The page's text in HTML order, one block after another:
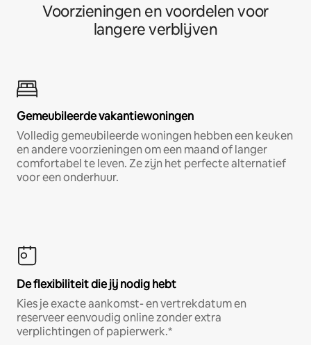
Voorzieningen en voordelen voor
langere verblijven
Gemeubileerde vakantiewoningen
Volledig gemeubileerde woningen hebben een keuken
en andere voorzieningen om een maand of langer
comfortabel te leven. Ze zijn het perfecte alternatief
voor een onderhuur.
De flexibiliteit die jij nodig hebt
Kies je exacte aankomst- en vertrekdatum en
reserveer eenvoudig online zonder extra
verplichtingen of papierwerk.*